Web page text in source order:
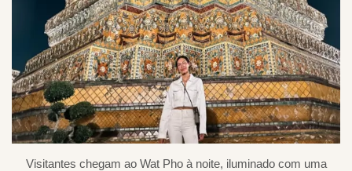
Visitantes chegam ao Wat Pho à noite, iluminado com uma